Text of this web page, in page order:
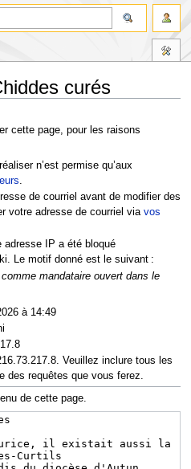
curés
cette page, pour les raisons
n’est permise qu’aux
.
de courriel avant de modifier des
votre adresse de courriel via vos
adresse IP a été bloqué
Le motif donné est le suivant :
mandataire ouvert dans le
à 14:49
Veuillez inclure tous les
des requêtes que vous ferez.
de cette page.